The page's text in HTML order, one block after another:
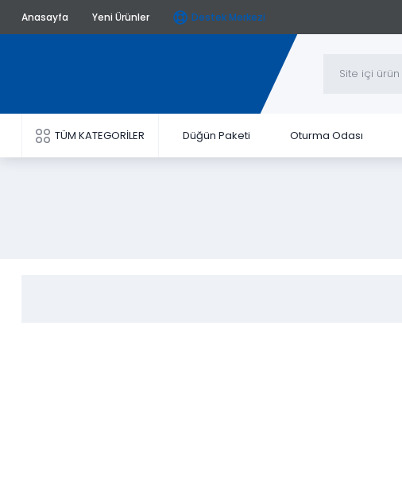
Anasayfa Yeni Ürünler Destek Merkezi
TÜM KATEGORİLER Düğün Paketi Oturma Odası